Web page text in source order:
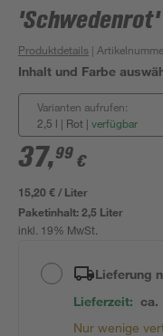
Produktdetails |
Inhalt und Farbe
Varianten aufrufen:
2,5 l | Rot | verfügbar
37,99 €
15,20 € / Liter
Paketinhalt:2,5 Liter
inkl. 19% MwSt.
Lieferung
Lieferzeit: ca.
Nur wenige